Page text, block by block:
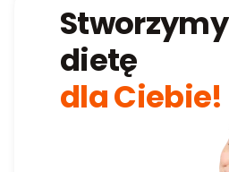
Stworzymy
dietę
dla Ciebie!